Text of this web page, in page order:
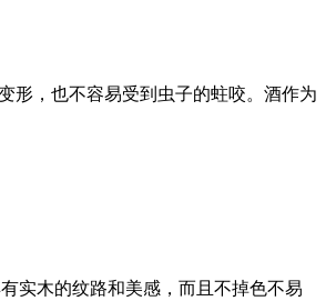
形，也不容易受到虫子的蛀咬。酒作为
实木的纹路和美感，而且不掉色不易